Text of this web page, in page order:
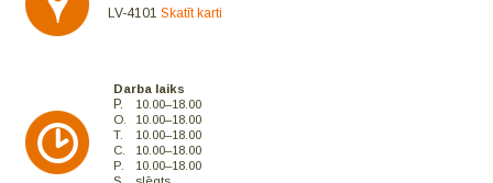
LV-4101Skatīt karti
Darba laiks
P.
10.00–18.00
O.
10.00–18.00
T.
10.00–18.00
C.
10.00–18.00
P.
10.00–18.00